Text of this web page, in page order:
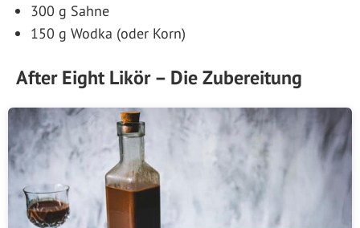
300 g Sahne
150 g Wodka (oder Korn)
After Eight Likör – Die Zubereitung